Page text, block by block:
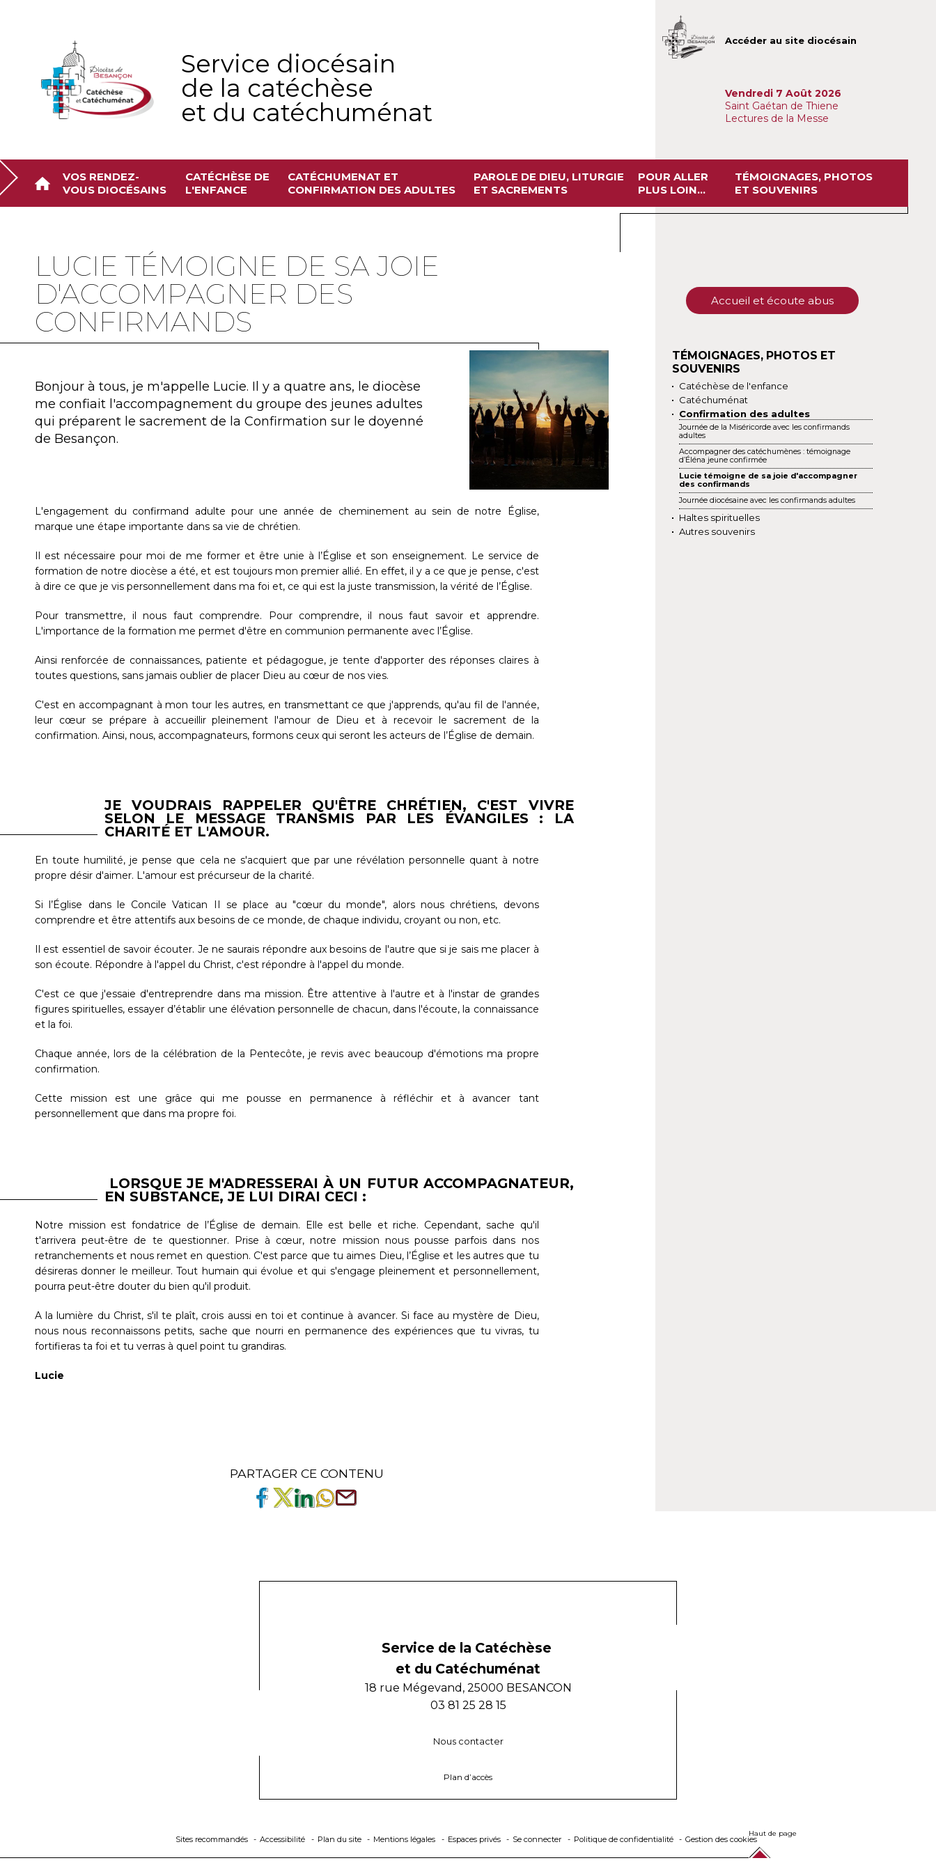
Accéder au site diocésain
Service diocésain
de la catéchèse
et du catéchuménat
Vendredi 7 Août 2026
Saint Gaétan de Thiene
Lectures de la Messe
VOS RENDEZ-
VOUS DIOCÉSAINS
CATÉCHÈSE DE
L'ENFANCE
CATÉCHUMENAT ET
CONFIRMATION DES ADULTES
PAROLE DE DIEU, LITURGIE
ET SACREMENTS
POUR ALLER
PLUS LOIN...
TÉMOIGNAGES, PHOTOS
ET SOUVENIRS
LUCIE TÉMOIGNE DE SA JOIE
D'ACCOMPAGNER DES
CONFIRMANDS
Bonjour à tous, je m'appelle Lucie. Il y a quatre ans, le diocèse
me confiait l'accompagnement du groupe des jeunes adultes
qui préparent le sacrement de la Confirmation sur le doyenné
de Besançon.
L'engagement du confirmand adulte pour une année de cheminement au sein de notre Église,
marque une étape importante dans sa vie de chrétien.
Il est nécessaire pour moi de me former et être unie à l’Église et son enseignement. Le service de
formation de notre diocèse a été, et est toujours mon premier allié. En effet, il y a ce que je pense, c'est
à dire ce que je vis personnellement dans ma foi et, ce qui est la juste transmission, la vérité de l’Église.
Pour transmettre, il nous faut comprendre. Pour comprendre, il nous faut savoir et apprendre.
L'importance de la formation me permet d'être en communion permanente avec l’Église.
Ainsi renforcée de connaissances, patiente et pédagogue, je tente d'apporter des réponses claires à
toutes questions, sans jamais oublier de placer Dieu au cœur de nos vies.
C'est en accompagnant à mon tour les autres, en transmettant ce que j'apprends, qu'au fil de l'année,
leur cœur se prépare à accueillir pleinement l'amour de Dieu et à recevoir le sacrement de la
confirmation. Ainsi, nous, accompagnateurs, formons ceux qui seront les acteurs de l’Église de demain.
JE VOUDRAIS RAPPELER QU'ÊTRE CHRÉTIEN, C'EST VIVRE
SELON LE MESSAGE TRANSMIS PAR LES ÉVANGILES : LA
CHARITÉ ET L'AMOUR.
En toute humilité, je pense que cela ne s'acquiert que par une révélation personnelle quant à notre
propre désir d'aimer. L'amour est précurseur de la charité.
Si l’Église dans le Concile Vatican II se place au "cœur du monde", alors nous chrétiens, devons
comprendre et être attentifs aux besoins de ce monde, de chaque individu, croyant ou non, etc.
Il est essentiel de savoir écouter. Je ne saurais répondre aux besoins de l'autre que si je sais me placer à
son écoute. Répondre à l'appel du Christ, c'est répondre à l'appel du monde.
C'est ce que j'essaie d'entreprendre dans ma mission. Être attentive à l'autre et à l'instar de grandes
figures spirituelles, essayer d’établir une élévation personnelle de chacun, dans l'écoute, la connaissance
et la foi.
Chaque année, lors de la célébration de la Pentecôte, je revis avec beaucoup d'émotions ma propre
confirmation.
Cette mission est une grâce qui me pousse en permanence à réfléchir et à avancer tant
personnellement que dans ma propre foi.
LORSQUE JE M'ADRESSERAI À UN FUTUR ACCOMPAGNATEUR,
EN SUBSTANCE, JE LUI DIRAI CECI :
Notre mission est fondatrice de l’Église de demain. Elle est belle et riche. Cependant, sache qu'il
t'arrivera peut-être de te questionner. Prise à cœur, notre mission nous pousse parfois dans nos
retranchements et nous remet en question. C'est parce que tu aimes Dieu, l’Église et les autres que tu
désireras donner le meilleur. Tout humain qui évolue et qui s'engage pleinement et personnellement,
pourra peut-être douter du bien qu'il produit.
A la lumière du Christ, s'il te plaît, crois aussi en toi et continue à avancer. Si face au mystère de Dieu,
nous nous reconnaissons petits, sache que nourri en permanence des expériences que tu vivras, tu
fortifieras ta foi et tu verras à quel point tu grandiras.
Lucie
PARTAGER CE CONTENU
Accueil et écoute abus
TÉMOIGNAGES, PHOTOS ET
SOUVENIRS
Catéchèse de l'enfance
Catéchuménat
Confirmation des adultes
Journée de la Miséricorde avec les confirmands
adultes
Accompagner des catéchumènes : témoignage
d’Éléna jeune confirmée
Lucie témoigne de sa joie d'accompagner
des confirmands
Journée diocésaine avec les confirmands adultes
Haltes spirituelles
Autres souvenirs
Service de la Catéchèse
et du Catéchuménat
18 rue Mégevand, 25000 BESANCON
03 81 25 28 15
Nous contacter
Plan d’accès
Sites recommandés Accessibilité Plan du site Mentions légales Espaces privés Se connecter Politique de confidentialité Gestion des cookies
Haut de page